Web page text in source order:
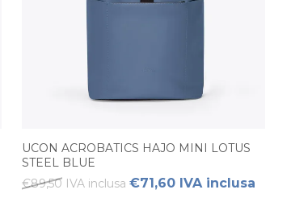
UCON ACROBATICS HAJO MINI LOTUS
STEEL BLUE
€89,50 IVA inclusa €71,60 IVA inclusa